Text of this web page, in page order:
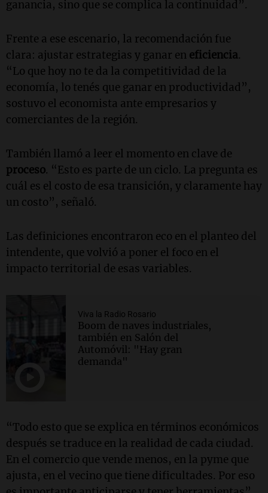
ganancia, sino que se complica la continuidad”.
Frente a ese escenario, la recomendación fue
clara: ajustar estrategias y ganar en eficiencia.
“Lo que hoy no te da la competitividad de la
economía, lo tenés que ganar en productividad”,
sostuvo el economista ante empresarios y
comerciantes de la región.
También llamó a leer el momento en clave de
proceso. “Esto es parte de un ciclo. La pregunta es
cuál es el costo de esa transición, y claramente hay
un costo”, señaló.
Las definiciones encontraron eco en el planteo del
intendente, que volvió a poner el foco en el
impacto territorial de esas variables.
Viva la Radio Rosario
Boom de naves industriales,
también en Salón del
Automóvil: "Hay gran
demanda"
“Todo esto que se explica en términos económicos
después se traduce en la realidad de cada ciudad.
En el comercio que vende menos, en la pyme que
ajusta, en el vecino que tiene dificultades. Por eso